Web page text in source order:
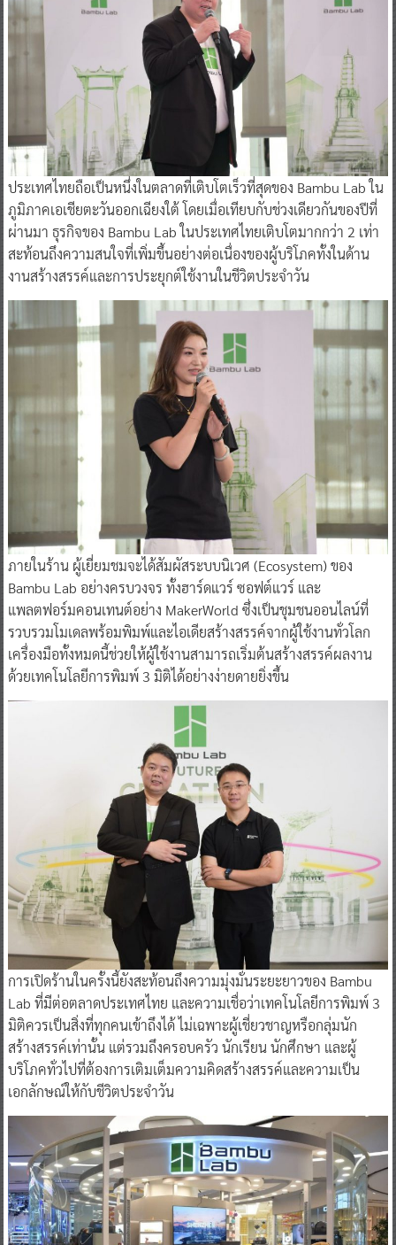
ประเทศไทยถือเป็นหนึ่งในตลาดที่เติบโตเร็วที่สุดของ Bambu Lab ใน
ภูมิภาคเอเชียตะวันออกเฉียงใต้ โดยเมื่อเทียบกับช่วงเดียวกันของปีที่
ผ่านมา ธุรกิจของ Bambu Lab ในประเทศไทยเติบโตมากกว่า 2 เท่า
สะท้อนถึงความสนใจที่เพิ่มขึ้นอย่างต่อเนื่องของผู้บริโภคทั้งในด้าน
งานสร้างสรรค์และการประยุกต์ใช้งานในชีวิตประจำวัน
ภายในร้าน ผู้เยี่ยมชมจะได้สัมผัสระบบนิเวศ (Ecosystem) ของ
Bambu Lab อย่างครบวงจร ทั้งฮาร์ดแวร์ ซอฟต์แวร์ และ
แพลตฟอร์มคอนเทนต์อย่าง MakerWorld ซึ่งเป็นชุมชนออนไลน์ที่
รวบรวมโมเดลพร้อมพิมพ์และไอเดียสร้างสรรค์จากผู้ใช้งานทั่วโลก
เครื่องมือทั้งหมดนี้ช่วยให้ผู้ใช้งานสามารถเริ่มต้นสร้างสรรค์ผลงาน
ด้วยเทคโนโลยีการพิมพ์ 3 มิติได้อย่างง่ายดายยิ่งขึ้น
การเปิดร้านในครั้งนี้ยังสะท้อนถึงความมุ่งมั่นระยะยาวของ Bambu
Lab ที่มีต่อตลาดประเทศไทย และความเชื่อว่าเทคโนโลยีการพิมพ์ 3
มิติควรเป็นสิ่งที่ทุกคนเข้าถึงได้ ไม่เฉพาะผู้เชี่ยวชาญหรือกลุ่มนัก
สร้างสรรค์เท่านั้น แต่รวมถึงครอบครัว นักเรียน นักศึกษา และผู้
บริโภคทั่วไปที่ต้องการเติมเต็มความคิดสร้างสรรค์และความเป็น
เอกลักษณ์ให้กับชีวิตประจำวัน